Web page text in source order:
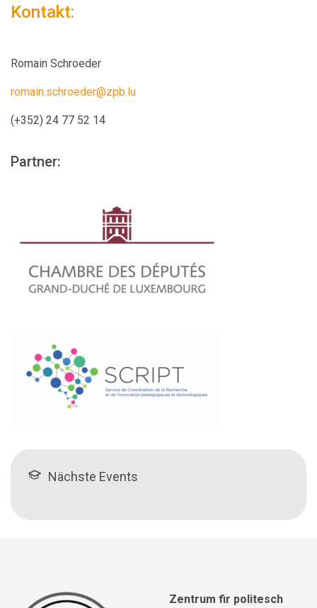
Kontakt:
Romain Schroeder
romain.schroeder@zpb.lu
(+352) 24 77 52 14
Partner:
Nächste Events
Zentrum fir politesch